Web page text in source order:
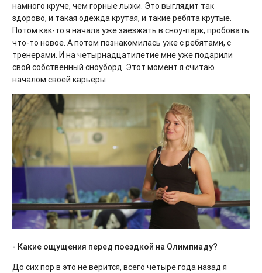
намного круче, чем горные лыжи. Это выглядит так
здорово, и такая одежда крутая, и такие ребята крутые.
Потом как-то я начала уже заезжать в сноу-парк, пробовать
что-то новое. А потом познакомилась уже с ребятами, с
тренерами. И на четырнадцатилетие мне уже подарили
свой собственный сноуборд. Этот момент я считаю
началом своей карьеры
- Какие ощущения перед поездкой на Олимпиаду?
До сих пор в это не верится, всего четыре года назад я